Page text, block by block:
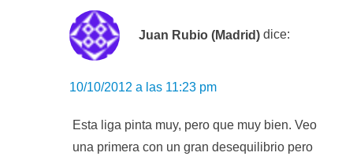
Juan Rubio (Madrid) dice:
10/10/2012 a las 11:23 pm
Esta liga pinta muy, pero que muy bien. Veo
una primera con un gran desequilibrio pero